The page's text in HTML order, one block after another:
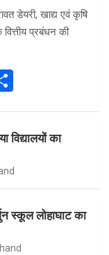
डेयरी, खाद्य एवं कृषि
प्रबंधन की
ar
e
विद्यालयों का
स्कूल लोहाघाट का